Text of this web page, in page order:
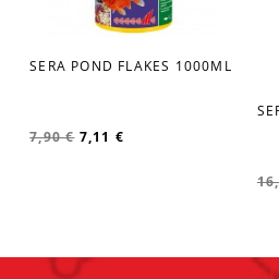
favorite_border
SERA POND FLAKES 1000ML
7,90 € 7,11 €